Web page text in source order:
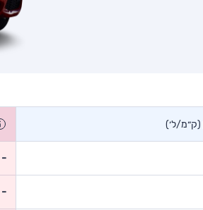
(ק״מ/ל׳)
-
-